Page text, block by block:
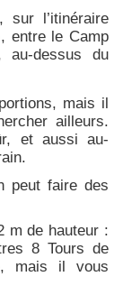
l’itinéraire
entre le Camp
au-dessus du
mais il
ailleurs.
et aussi au-
peut faire des
m de hauteur :
8 Tours de
mais il vous